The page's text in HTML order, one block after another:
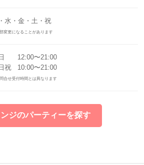
水・金・土・祝
変更になることがあります
12:00〜21:00
祝 10:00〜21:00
合せ受付時間とは異なります
ジのパーティーを探す